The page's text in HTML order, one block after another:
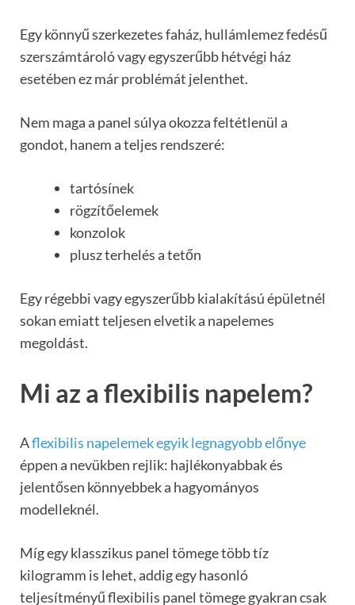
Egy könnyű szerkezetes faház, hullámlemez fedésű
szerszámtároló vagy egyszerűbb hétvégi ház
esetében ez már problémát jelenthet.
Nem maga a panel súlya okozza feltétlenül a
gondot, hanem a teljes rendszeré:
tartósínek
rögzítőelemek
konzolok
plusz terhelés a tetőn
Egy régebbi vagy egyszerűbb kialakítású épületnél
sokan emiatt teljesen elvetik a napelemes
megoldást.
Mi az a flexibilis napelem?
Aflexibilis napelemek egyik legnagyobb előnye
éppen a nevükben rejlik: hajlékonyabbak és
jelentősen könnyebbek a hagyományos
modelleknél.
Míg egy klasszikus panel tömege több tíz
kilogramm is lehet, addig egy hasonló
teljesítményű flexibilis panel tömege gyakran csak